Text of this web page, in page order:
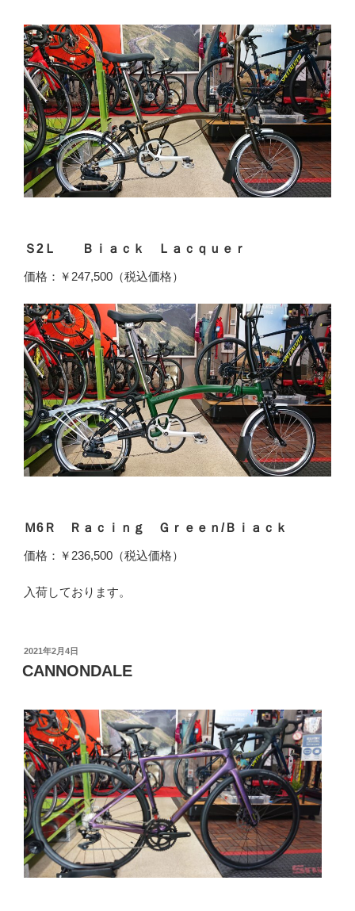
Ｓ2Ｌ Ｂｉａｃｋ Ｌａｃｑｕｅｒ
価格：￥247,500（税込価格）
Ｍ6Ｒ Ｒａｃｉｎｇ Ｇｒｅｅｎ/Ｂｉａｃｋ
価格：￥236,500（税込価格）
入荷しております。
投
稿
日:
2021年2月4日
CANNONDALE